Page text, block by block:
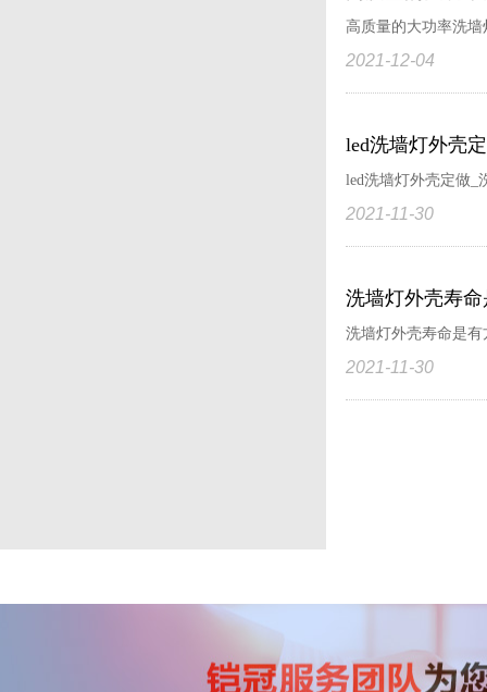
高质量的大功率洗
2021-12-04
led洗墙灯外壳
led洗墙灯外壳定做_
2021-11-30
洗墙灯外壳寿
洗墙灯外壳寿命是
2021-11-30